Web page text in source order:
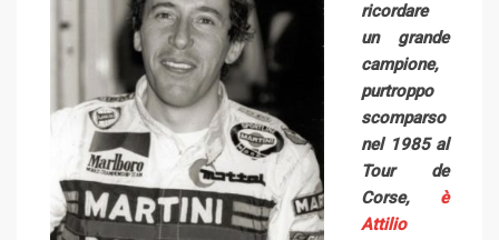
ricordare
un grande
campione,
purtroppo
scomparso
nel 1985 al
Tour de
Corse,è
Attilio